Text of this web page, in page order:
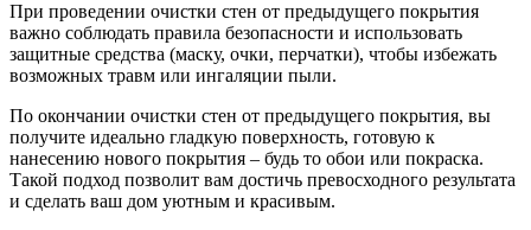
При проведении очистки стен от предыдущего покрытия
важно соблюдать правила безопасности и использовать
защитные средства (маску, очки, перчатки), чтобы избежать
возможных травм или ингаляции пыли.
По окончании очистки стен от предыдущего покрытия, вы
получите идеально гладкую поверхность, готовую к
нанесению нового покрытия – будь то обои или покраска.
Такой подход позволит вам достичь превосходного результата
и сделать ваш дом уютным и красивым.